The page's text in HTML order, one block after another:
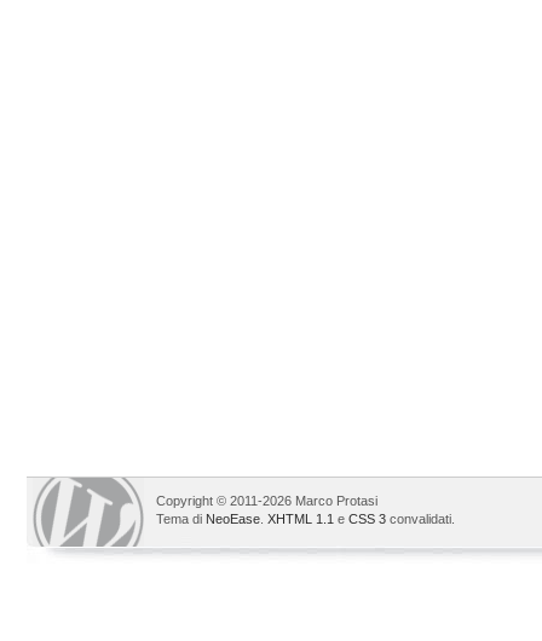
Copyright © 2011-2026 Marco Protasi
Tema di NeoEase XHTML 1.1 e CSS 3 convalidati.